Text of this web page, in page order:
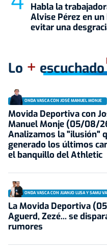
Habla la
Alvise Pérez en
evitar una
Lo + escuchado
ONDA VASCA CON JOSÉ MANUEL MONJE
Movida Deportiva con
Manuel Monje (05/08/
Analizamos la "ilusión"
generado los últimos
el banquillo del Athletic
ONDA VASCA CON JUANJO LUSA Y SAMU
La Movida Deportiva
Aguerd, Zezé... se
rumores